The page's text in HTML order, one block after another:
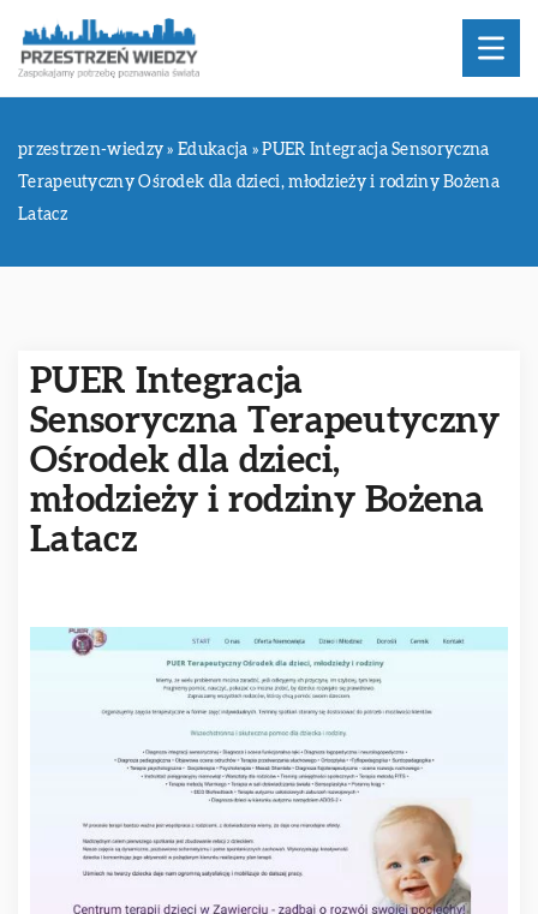
przestrzen-wiedzy »Edukacja »PUER Integracja Sensoryczna
Terapeutyczny Ośrodek dla dzieci, młodzieży i rodziny Bożena
Latacz
PUER Integracja
Sensoryczna Terapeutyczny
Ośrodek dla dzieci,
młodzieży i rodziny Bożena
Latacz